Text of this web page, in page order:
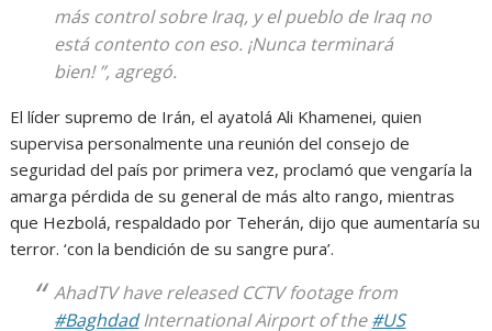
más control sobre Iraq, y el pueblo de Iraq no
está contento con eso. ¡Nunca terminará
bien! ”, agregó.
El líder supremo de Irán, el ayatolá Ali Khamenei, quien
supervisa personalmente una reunión del consejo de
seguridad del país por primera vez, proclamó que vengaría la
amarga pérdida de su general de más alto rango, mientras
que Hezbolá, respaldado por Teherán, dijo que aumentaría su
terror. ‘con la bendición de su sangre pura’.
AhadTV have released CCTV footage from
#BaghdadInternational Airport of the#US